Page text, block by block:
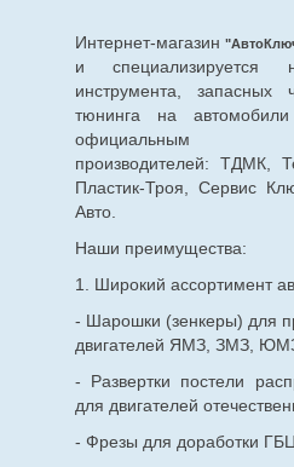
Интернет-магазин
и
инструмента, запасных
тюнинга на
официальным
производителей: ТДМК,
Пластик-Троя, Сервис
Авто.
Наши преимущества:
1. Широкий ассортимент
- Шарошки (зенкеры) для
двигателей ЯМЗ, ЗМЗ,
- Развертки постели
для двигателей
- Фрезы для доработки